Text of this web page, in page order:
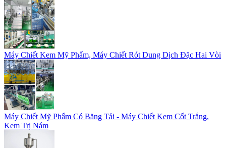
Máy Chiết Kem Mỹ Phẩm, Máy Chiết Rót Dung Dịch Đặc Hai Vòi
Máy Chiết Mỹ Phẩm Có Băng Tải - Máy Chiết Kem Cốt Trắng,
Kem Trị Nám